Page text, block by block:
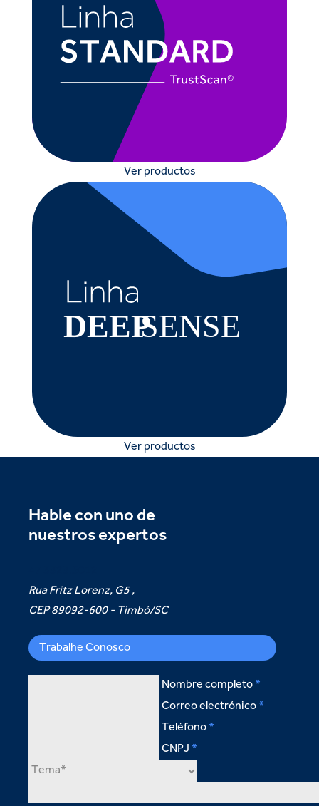
Ver productos
Ver productos
Hable con uno de
nuestros expertos
Rua Fritz Lorenz, G5 ,
CEP 89092-600 - Timbó/SC
Trabalhe Conosco
Nombre completo
Correo electrónico
Teléfono
CNPJ